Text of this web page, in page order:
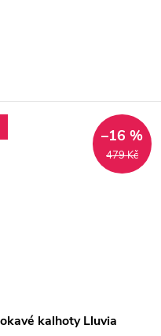
479 Kč
–16 %
kalhoty Lluvia